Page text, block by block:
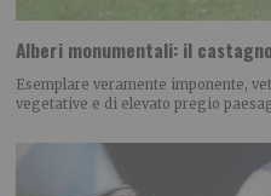
Alberi monumentali: il
Esemplare veramente imponente,
vegetative e di elevato pregio